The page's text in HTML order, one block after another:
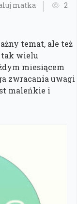
matka
2
temat, ale też
tak wielu
miesiącem
zwracania uwagi
maleńkie i